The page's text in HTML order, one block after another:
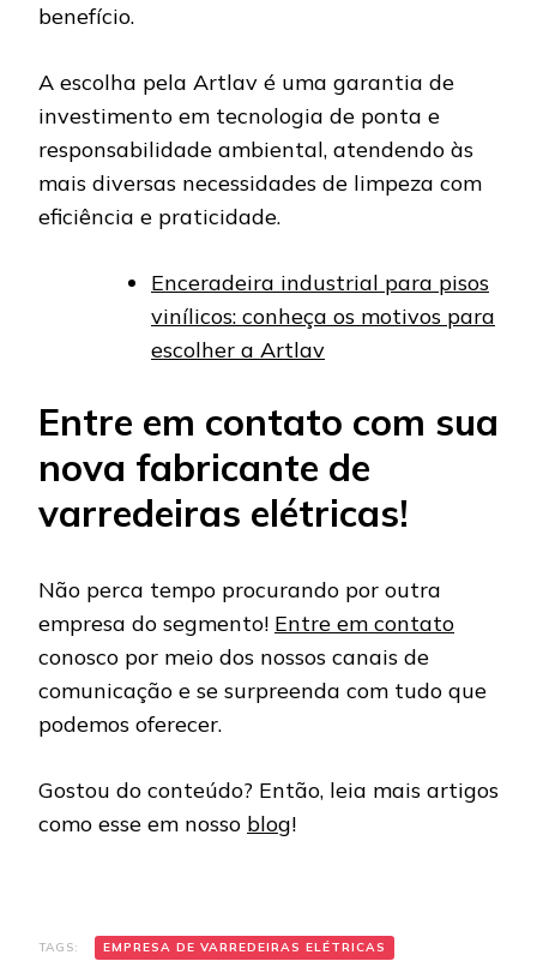
benefício.
A escolha pela Artlav é uma garantia de
investimento em tecnologia de ponta e
responsabilidade ambiental, atendendo às
mais diversas necessidades de limpeza com
eficiência e praticidade.
Enceradeira industrial para pisos
vinílicos: conheça os motivos para
escolher a Artlav
Entre em contato com sua
nova fabricante de
varredeiras elétricas!
Não perca tempo procurando por outra
empresa do segmento! Entre em contato
conosco por meio dos nossos canais de
comunicação e se surpreenda com tudo que
podemos oferecer.
Gostou do conteúdo? Então, leia mais artigos
como esse em nosso blog!
TAGS: EMPRESA DE VARREDEIRAS ELÉTRICAS